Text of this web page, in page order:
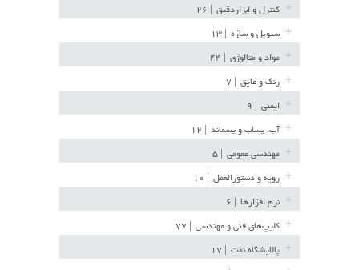
کنترل و ابزاردقیق
سیویل و سازه
مواد و متالوژی
رنگ و عایق
ایمنی
آب، پساب و پسماند
مهندسی عمومی
رویه و دستورالعمل
نرم افزارها
کلیپ‌های فنی و مهندسی
پالایشگاه نفت